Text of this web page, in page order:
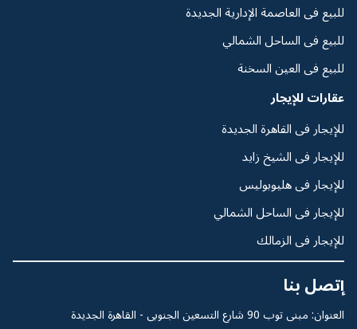
للبيع فى العاصمة الإدارية الجديدة
للبيع فى الساحل الشمالي
للبيع فى العين السخنة
عقارات للإيجار
للإيجار فى القاهرة الجديدة
للإيجار فى الشيخ زايد
للإيجار فى هليوبوليس
للإيجار فى الساحل الشمالي
للإيجار فى الزمالك
إتصل بنا
العنوان: مبنى توب 90 شارع التسعين الجنوبى - القاهرة الجديدة